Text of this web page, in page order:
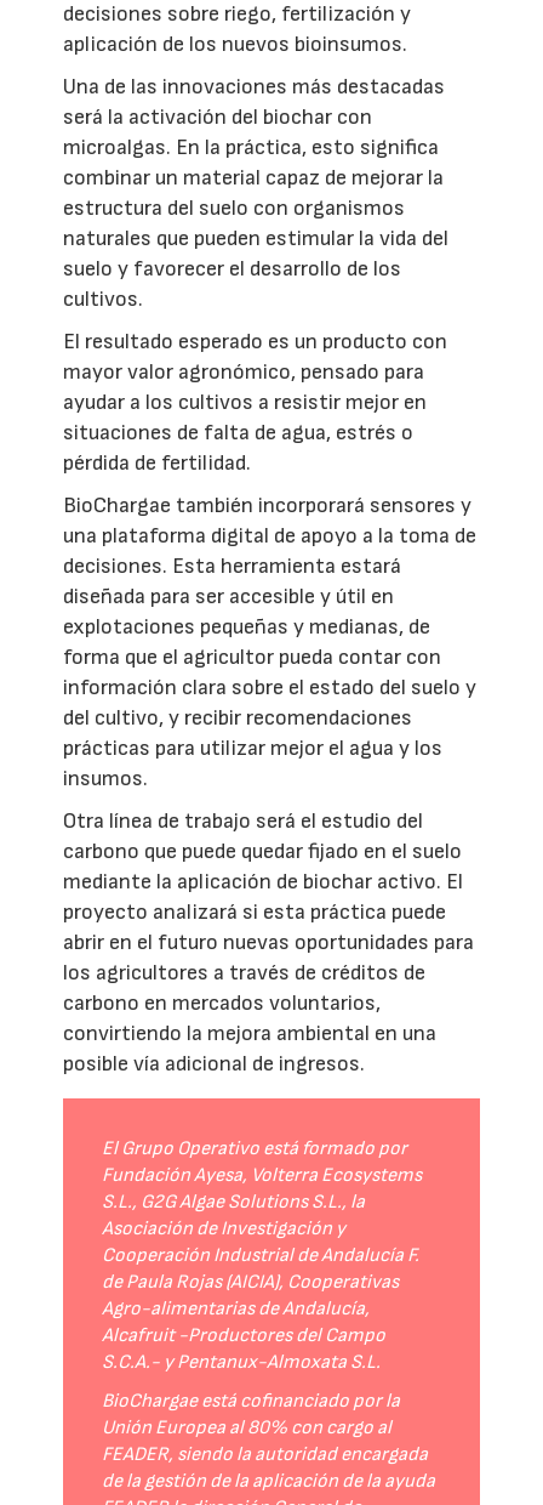
decisiones sobre riego, fertilización y
aplicación de los nuevos bioinsumos.
Una de las innovaciones más destacadas
será la activación del biochar con
microalgas. En la práctica, esto significa
combinar un material capaz de mejorar la
estructura del suelo con organismos
naturales que pueden estimular la vida del
suelo y favorecer el desarrollo de los
cultivos.
El resultado esperado es un producto con
mayor valor agronómico, pensado para
ayudar a los cultivos a resistir mejor en
situaciones de falta de agua, estrés o
pérdida de fertilidad.
BioChargae también incorporará sensores y
una plataforma digital de apoyo a la toma de
decisiones. Esta herramienta estará
diseñada para ser accesible y útil en
explotaciones pequeñas y medianas, de
forma que el agricultor pueda contar con
información clara sobre el estado del suelo y
del cultivo, y recibir recomendaciones
prácticas para utilizar mejor el agua y los
insumos.
Otra línea de trabajo será el estudio del
carbono que puede quedar fijado en el suelo
mediante la aplicación de biochar activo. El
proyecto analizará si esta práctica puede
abrir en el futuro nuevas oportunidades para
los agricultores a través de créditos de
carbono en mercados voluntarios,
convirtiendo la mejora ambiental en una
posible vía adicional de ingresos.
El Grupo Operativo está formado por
Fundación Ayesa, Volterra Ecosystems
S.L., G2G Algae Solutions S.L., la
Asociación de Investigación y
Cooperación Industrial de Andalucía F.
de Paula Rojas (AICIA), Cooperativas
Agro-alimentarias de Andalucía,
Alcafruit -Productores del Campo
S.C.A.- y Pentanux-Almoxata S.L.
BioChargae está cofinanciado por la
Unión Europea al 80% con cargo al
FEADER, siendo la autoridad encargada
de la gestión de la aplicación de la ayuda